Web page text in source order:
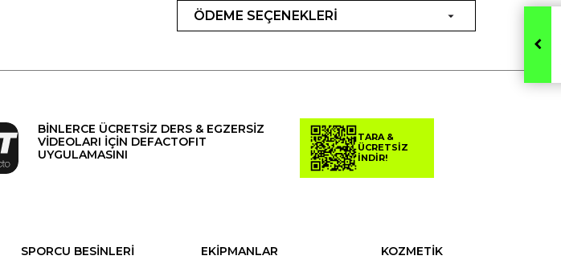
ÖDEME SEÇENEKLERİ
BİNLERCE ÜCRETSİZ DERS & EGZERSİZ
VİDEOLARI İÇİN DEFACTOFIT
UYGULAMASINI
TARA &
ÜCRETSİZ
İNDİR!
SPORCU BESİNLERİ
EKİPMANLAR
KOZMETİK